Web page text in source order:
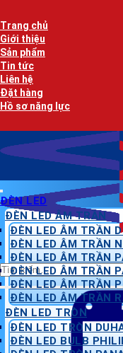
qua
nội
dung
Trang chủ
Giới thiệu
Sản phẩm
Tin tức
Liên hệ
Đặt hàng
Hồ sơ năng lực
Tìm
kiếm:
ĐÈN LED
ĐÈN LED ÂM TRẦN
ĐÈN LED ÂM TRẦN
ĐÈN LED ÂM TRẦN
ĐÈN LED ÂM TRẦN
ĐÈN LED ÂM TRẦN
ĐÈN LED ÂM TRẦN
ĐÈN LED ÂM TRẦN
ĐÈN LED TRÒN
ĐÈN LED TRÒN
ĐÈN LED BULB